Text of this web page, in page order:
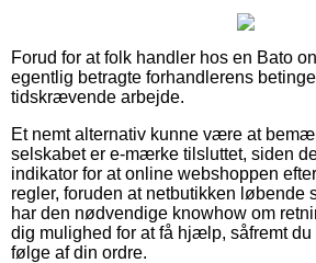
Forud for at folk handler hos en Bato
egentlig betragte forhandlerens
tidskrævende arbejde.
Et nemt alternativ kunne være at
selskabet er e-mærke tilsluttet, siden
indikator for at online webshoppen
regler, foruden at netbutikken løbende
har den nødvendige knowhow om
dig mulighed for at få hjælp, såfremt du
følge af din ordre.